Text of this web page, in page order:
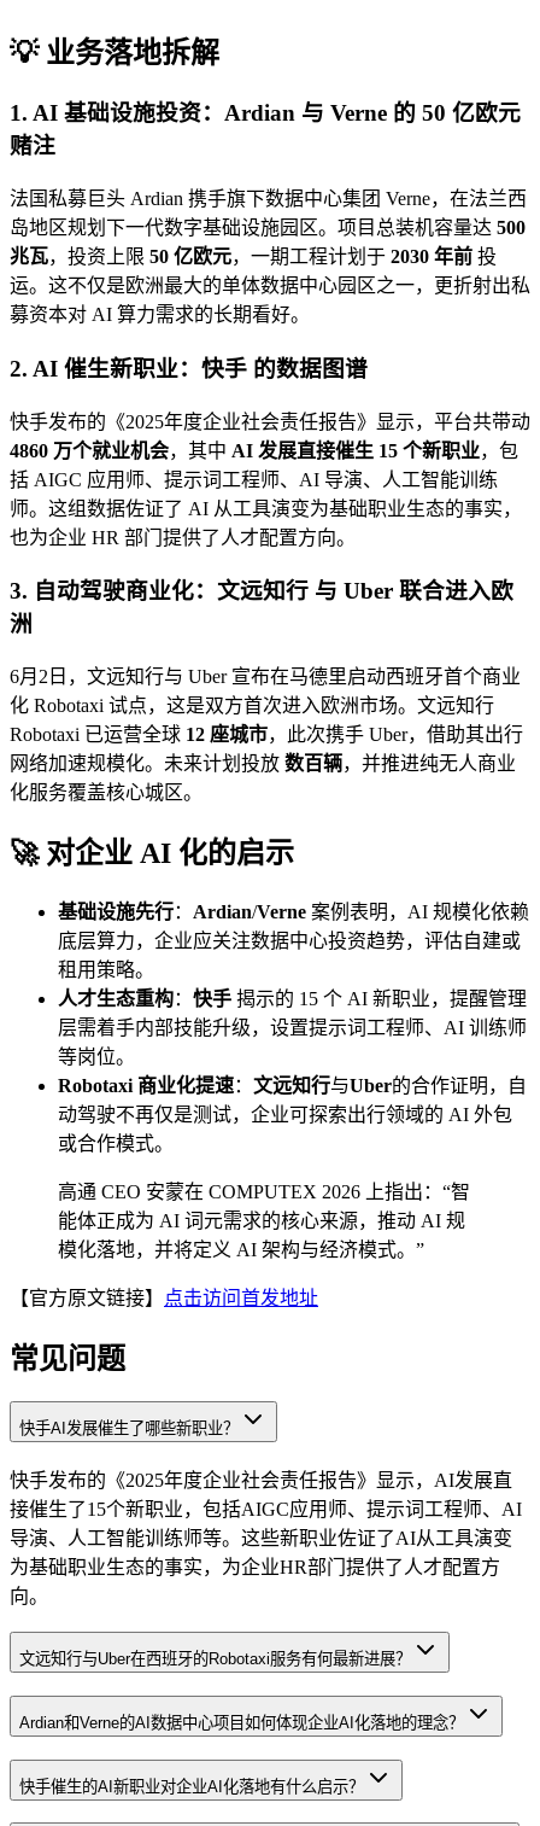
💡 业务落地拆解
1. AI 基础设施投资： Ardian 与 Verne 的 50 亿欧元
赌注
法国私募巨头 Ardian 携手旗下数据中心集团 Verne，在法兰西
岛地区规划下一代数字基础设施园区。项目总装机容量达 500
兆瓦，投资上限 50 亿欧元，一期工程计划于 2030 年前 投
运。这不仅是欧洲最大的单体数据中心园区之一，更折射出私
募资本对 AI 算力需求的长期看好。
2. AI 催生新职业： 快手 的数据图谱
快手发布的《2025年度企业社会责任报告》显示，平台共带动
4860 万个就业机会，其中 AI 发展直接催生 15 个新职业，包
括 AIGC 应用师、提示词工程师、AI 导演、人工智能训练
师。这组数据佐证了 AI 从工具演变为基础职业生态的事实，
也为企业 HR 部门提供了人才配置方向。
3. 自动驾驶商业化： 文远知行 与 Uber 联合进入欧
洲
6月2日，文远知行与 Uber 宣布在马德里启动西班牙首个商业
化 Robotaxi 试点，这是双方首次进入欧洲市场。文远知行
Robotaxi 已运营全球 12 座城市，此次携手 Uber，借助其出行
网络加速规模化。未来计划投放 数百辆，并推进纯无人商业
化服务覆盖核心城区。
🚀 对企业 AI 化的启示
基础设施先行： Ardian/Verne 案例表明，AI 规模化依赖
底层算力，企业应关注数据中心投资趋势，评估自建或
租用策略。
人才生态重构： 快手 揭示的 15 个 AI 新职业，提醒管理
层需着手内部技能升级，设置提示词工程师、AI 训练师
等岗位。
Robotaxi 商业化提速： 文远知行与Uber的合作证明，自
动驾驶不再仅是测试，企业可探索出行领域的 AI 外包
或合作模式。
高通 CEO 安蒙在 COMPUTEX 2026 上指出：“智
能体正成为 AI 词元需求的核心来源，推动 AI 规
模化落地，并将定义 AI 架构与经济模式。”
【官方原文链接】 点击访问首发地址
常见问题
快手AI发展催生了哪些新职业？
快手发布的《2025年度企业社会责任报告》显示，AI发展直
接催生了15个新职业，包括AIGC应用师、提示词工程师、AI
导演、人工智能训练师等。这些新职业佐证了AI从工具演变
为基础职业生态的事实，为企业HR部门提供了人才配置方
向。
文远知行与Uber在西班牙的Robotaxi服务有何最新进展？
Ardian和Verne的AI数据中心项目如何体现企业AI化落地的理念？
快手催生的AI新职业对企业AI化落地有什么启示？